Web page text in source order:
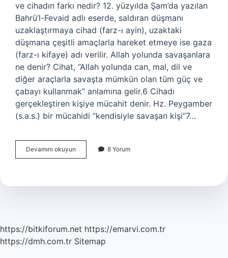
ve cihadın farkı nedir? 12. yüzyılda Şam’da yazılan
Bahrü’l-Fevaid adlı eserde, saldıran düşmanı
uzaklaştırmaya cihad (farz-ı ayin), uzaktaki
düşmana çeşitli amaçlarla hareket etmeye ise gaza
(farz-ı kifaye) adı verilir. Allah yolunda savaşanlara
ne denir? Cihat, “Allah yolunda can, mal, dil ve
diğer araçlarla savaşta mümkün olan tüm güç ve
çabayı kullanmak” anlamına gelir.6 Cihadı
gerçekleştiren kişiye mücahit denir. Hz. Peygamber
(s.a.s.) bir mücahidi “kendisiyle savaşan kişi”7…
Devamını okuyun Kuranda
Kıtal
8 Yorum
https://bitkiforum.net https://emarvi.com.tr
https://dmh.com.tr Sitemap